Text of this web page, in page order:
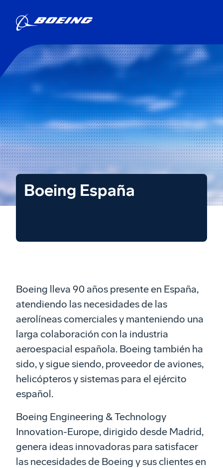
Boeing España
Boeing lleva 90 años presente en España,
atendiendo las necesidades de las
aerolíneas comerciales y manteniendo una
larga colaboración con la industria
aeroespacial española. Boeing también ha
sido, y sigue siendo, proveedor de aviones,
helicópteros y sistemas para el ejército
español.
Boeing Engineering & Technology
Innovation-Europe, dirigido desde Madrid,
genera ideas innovadoras para satisfacer
las necesidades de Boeing y sus clientes en